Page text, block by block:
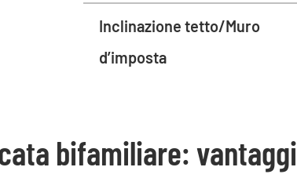
Inclinazione tetto/Muro
d’imposta
bifamiliare: vantaggi